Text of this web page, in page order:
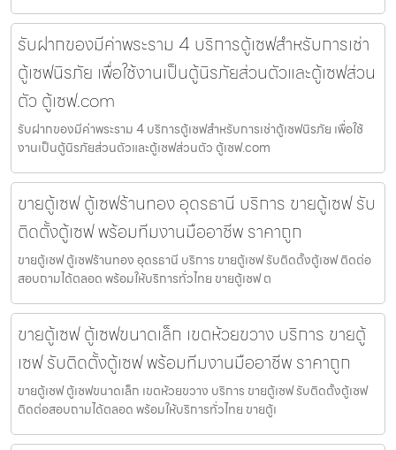
รับฝากของมีค่าพระราม 4 บริการตู้เซฟสำหรับการเช่า
ตู้เซฟนิรภัย เพื่อใช้งานเป็นตู้นิรภัยส่วนตัวและตู้เซฟส่วน
ตัว ตู้เซฟ.com
รับฝากของมีค่าพระราม 4 บริการตู้เซฟสำหรับการเช่าตู้เซฟนิรภัย เพื่อใช้
งานเป็นตู้นิรภัยส่วนตัวและตู้เซฟส่วนตัว ตู้เซฟ.com
ขายตู้เซฟ ตู้เซฟร้านทอง อุดรธานี บริการ ขายตู้เซฟ รับ
ติดตั้งตู้เซฟ พร้อมทีมงานมืออาชีพ ราคาถูก
ขายตู้เซฟ ตู้เซฟร้านทอง อุดรธานี บริการ ขายตู้เซฟ รับติดตั้งตู้เซฟ ติดต่อ
สอบถามได้ตลอด พร้อมให้บริการทั่วไทย ขายตู้เซฟ ต
ขายตู้เซฟ ตู้เซฟขนาดเล็ก เขตห้วยขวาง บริการ ขายตู้
เซฟ รับติดตั้งตู้เซฟ พร้อมทีมงานมืออาชีพ ราคาถูก
ขายตู้เซฟ ตู้เซฟขนาดเล็ก เขตห้วยขวาง บริการ ขายตู้เซฟ รับติดตั้งตู้เซฟ
ติดต่อสอบถามได้ตลอด พร้อมให้บริการทั่วไทย ขายตู้เ